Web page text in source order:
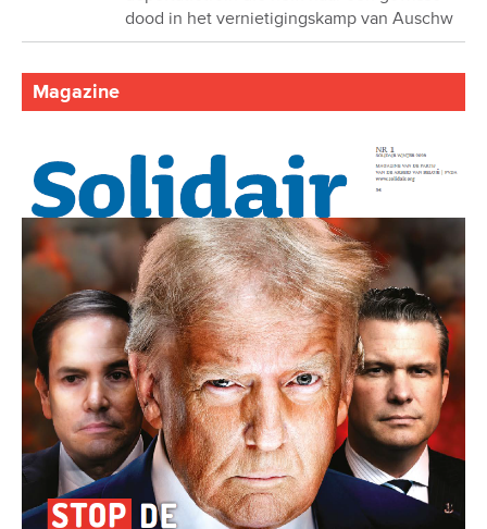
dood in het vernietigingskamp van Auschw
Magazine